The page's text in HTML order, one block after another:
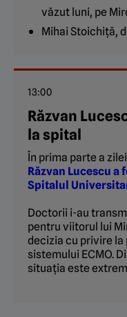
văzut luni, pe
Mihai Stoichiță,
13:00
Răzvan
la spital
În prima parte a
Răzvan Lucescu a
Spitalul
Doctorii i-au
pentru viitorul lui
decizia cu privire la
sistemului ECMO.
situația este